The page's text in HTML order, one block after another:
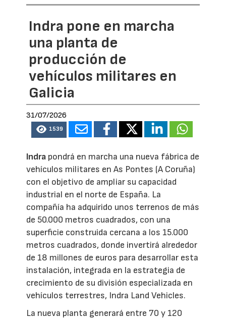
Indra pone en marcha
una planta de
producción de
vehículos militares en
Galicia
31/07/2026
1539
Indra pondrá en marcha una nueva fábrica de
vehículos militares en As Pontes (A Coruña)
con el objetivo de ampliar su capacidad
industrial en el norte de España. La
compañía ha adquirido unos terrenos de más
de 50.000 metros cuadrados, con una
superficie construida cercana a los 15.000
metros cuadrados, donde invertirá alrededor
de 18 millones de euros para desarrollar esta
instalación, integrada en la estrategia de
crecimiento de su división especializada en
vehículos terrestres, Indra Land Vehicles.
La nueva planta generará entre 70 y 120